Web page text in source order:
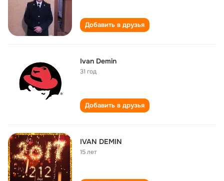
Добавить в друзья
Ivan Demin
31 год
Добавить в друзья
IVAN DEMIN
15 лет